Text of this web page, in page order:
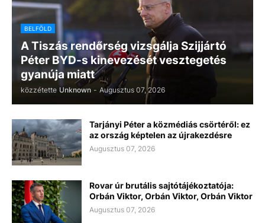
BELFÖLD
A Tiszás rendőrség vizsgálja Szijjártó
Péter BYD-s kinevezését vesztegetés
gyanúja miatt
közzétette Unknown - Augusztus 07, 2026
Tarjányi Péter a közmédiás csörtéről: ez
az ország képtelen az újrakezdésre
Augusztus 07, 2026
Rovar úr brutális sajtótájékoztatója:
Orbán Viktor, Orbán Viktor, Orbán Viktor
Augusztus 07, 2026